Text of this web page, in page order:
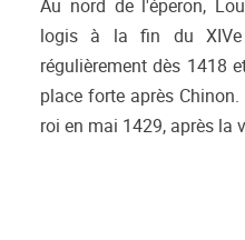
Au nord de l'éperon,
logis à la fin du XIVe
régulièrement dès 1418
place forte après Chinon.
roi en mai 1429, après la